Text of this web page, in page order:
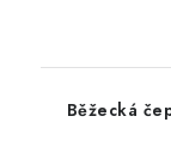
Běžecká